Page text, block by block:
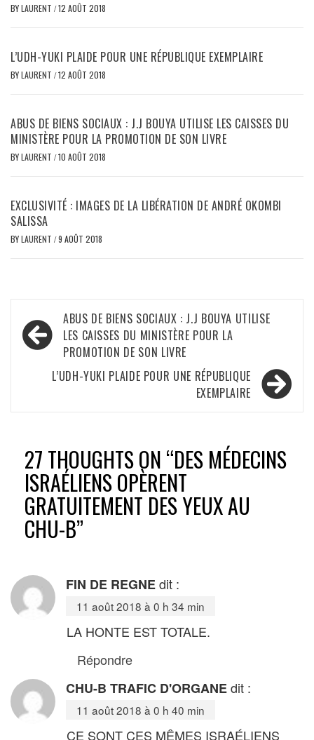
BYLAURENT /12 AOÛT 2018
L’UDH-YUKI PLAIDE POUR UNE RÉPUBLIQUE EXEMPLAIRE
BYLAURENT /12 AOÛT 2018
ABUS DE BIENS SOCIAUX : J.J BOUYA UTILISE LES CAISSES DU
MINISTÈRE POUR LA PROMOTION DE SON LIVRE
BYLAURENT /10 AOÛT 2018
EXCLUSIVITÉ : IMAGES DE LA LIBÉRATION DE ANDRÉ OKOMBI
SALISSA
BYLAURENT /9 AOÛT 2018
Navigation
de
l’article
ABUS DE BIENS SOCIAUX : J.J BOUYA UTILISE
LES CAISSES DU MINISTÈRE POUR LA
PROMOTION DE SON LIVRE
L’UDH-YUKI PLAIDE POUR UNE RÉPUBLIQUE
EXEMPLAIRE
27 THOUGHTS ON “DES MÉDECINS
ISRAÉLIENS OPÈRENT
GRATUITEMENT DES YEUX AU
CHU-B”
FIN DE REGNEdit :
11 août 2018 à 0 h 34 min
LA HONTE EST TOTALE.
Répondre
CHU-B TRAFIC D'ORGANEdit :
11 août 2018 à 0 h 40 min
CE SONT CES MÊMES ISRAÉLIENS